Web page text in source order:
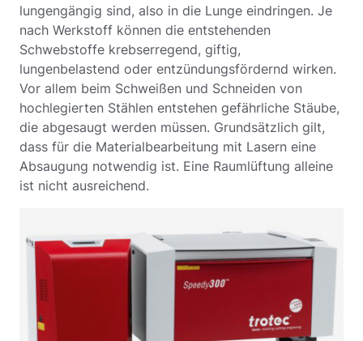
lungengängig sind, also in die Lunge eindringen. Je
nach Werkstoff können die entstehenden
Schwebstoffe krebserregend, giftig,
lungenbelastend oder entzündungsfördernd wirken.
Vor allem beim Schweißen und Schneiden von
hochlegierten Stählen entstehen gefährliche Stäube,
die abgesaugt werden müssen. Grundsätzlich gilt,
dass für die Materialbearbeitung mit Lasern eine
Absaugung notwendig ist. Eine Raumlüftung alleine
ist nicht ausreichend.